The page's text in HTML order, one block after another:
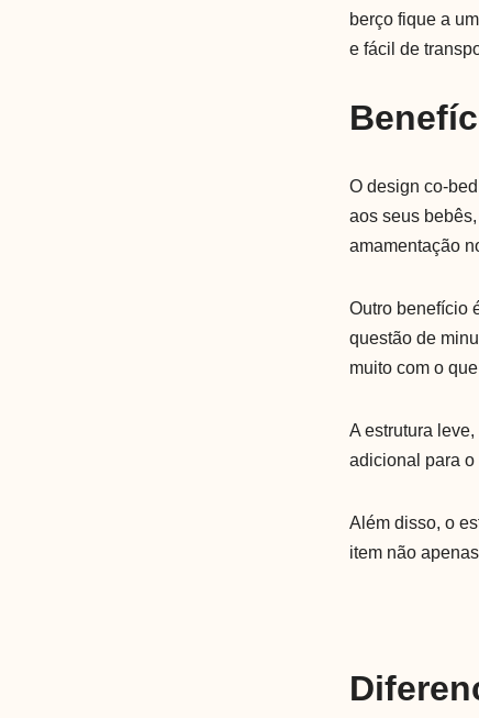
berço fique a
e fácil de
O design co-
aos seus
amamentação
Outro benefício
questão de
muito com o
A estrutura
adicional para o
Além disso, o
item não